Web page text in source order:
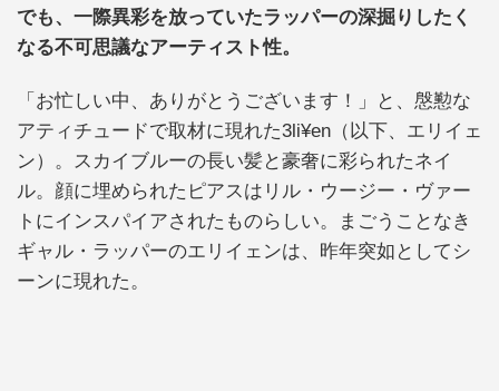
でも、一際異彩を放っていたラッパーの深掘りしたく
なる不可思議なアーティスト性。
「お忙しい中、ありがとうございます！」と、慇懃な
アティチュードで取材に現れた3li¥en（以下、エリイェ
ン）。スカイブルーの長い髪と豪奢に彩られたネイ
ル。顔に埋められたピアスはリル・ウージー・ヴァー
トにインスパイアされたものらしい。まごうことなき
ギャル・ラッパーのエリイェンは、昨年突如としてシ
ーンに現れた。